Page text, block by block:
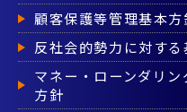
顧客保護等管理基本方
反社会的勢力に対す
マネー・ローンダリ
方針